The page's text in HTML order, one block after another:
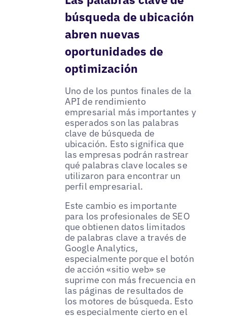
búsqueda de ubicación
abren nuevas
oportunidades de
optimización
Uno de los puntos finales de la
API de rendimiento
empresarial más importantes y
esperados son las palabras
clave de búsqueda de
ubicación. Esto significa que
las empresas podrán rastrear
qué palabras clave locales se
utilizaron para encontrar un
perfil empresarial.
Este cambio es importante
para los profesionales de SEO
que obtienen datos limitados
de palabras clave a través de
Google Analytics,
especialmente porque el botón
de acción «sitio web» se
suprime con más frecuencia en
las páginas de resultados de
los motores de búsqueda. Esto
es especialmente cierto en el